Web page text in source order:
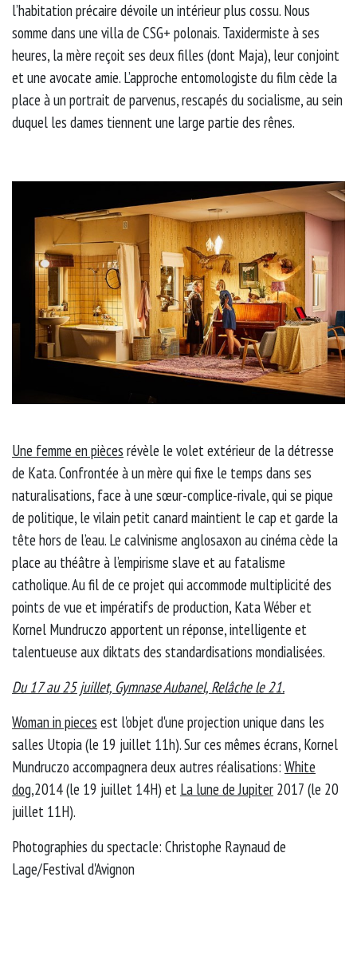
l’habitation précaire dévoile un intérieur plus cossu. Nous
somme dans une villa de CSG+ polonais. Taxidermiste à ses
heures, la mère reçoit ses deux filles (dont Maja), leur conjoint
et une avocate amie. L’approche entomologiste du film cède la
place à un portrait de parvenus, rescapés du socialisme, au sein
duquel les dames tiennent une large partie des rênes.
Une femme en pièces révèle le volet extérieur de la détresse
de Kata. Confrontée à un mère qui fixe le temps dans ses
naturalisations, face à une sœur-complice-rivale, qui se pique
de politique, le vilain petit canard maintient le cap et garde la
tête hors de l’eau. Le calvinisme anglosaxon au cinéma cède la
place au théâtre à l’empirisme slave et au fatalisme
catholique. Au fil de ce projet qui accommode multiplicité des
points de vue et impératifs de production, Kata Wéber et
Kornel Mundruczo apportent un réponse, intelligente et
talentueuse aux diktats des standardisations mondialisées.
Du 17 au 25 juillet, Gymnase Aubanel, Relâche le 21.
Woman in pieces est l'objet d'une projection unique dans les
salles Utopia (le 19 juillet 11h). Sur ces mêmes écrans, Kornel
Mundruczo accompagnera deux autres réalisations: White
dog,2014 (le 19 juillet 14H) et La lune de Jupiter 2017 (le 20
juillet 11H).
Photographies du spectacle: Christophe Raynaud de
Lage/Festival d'Avignon